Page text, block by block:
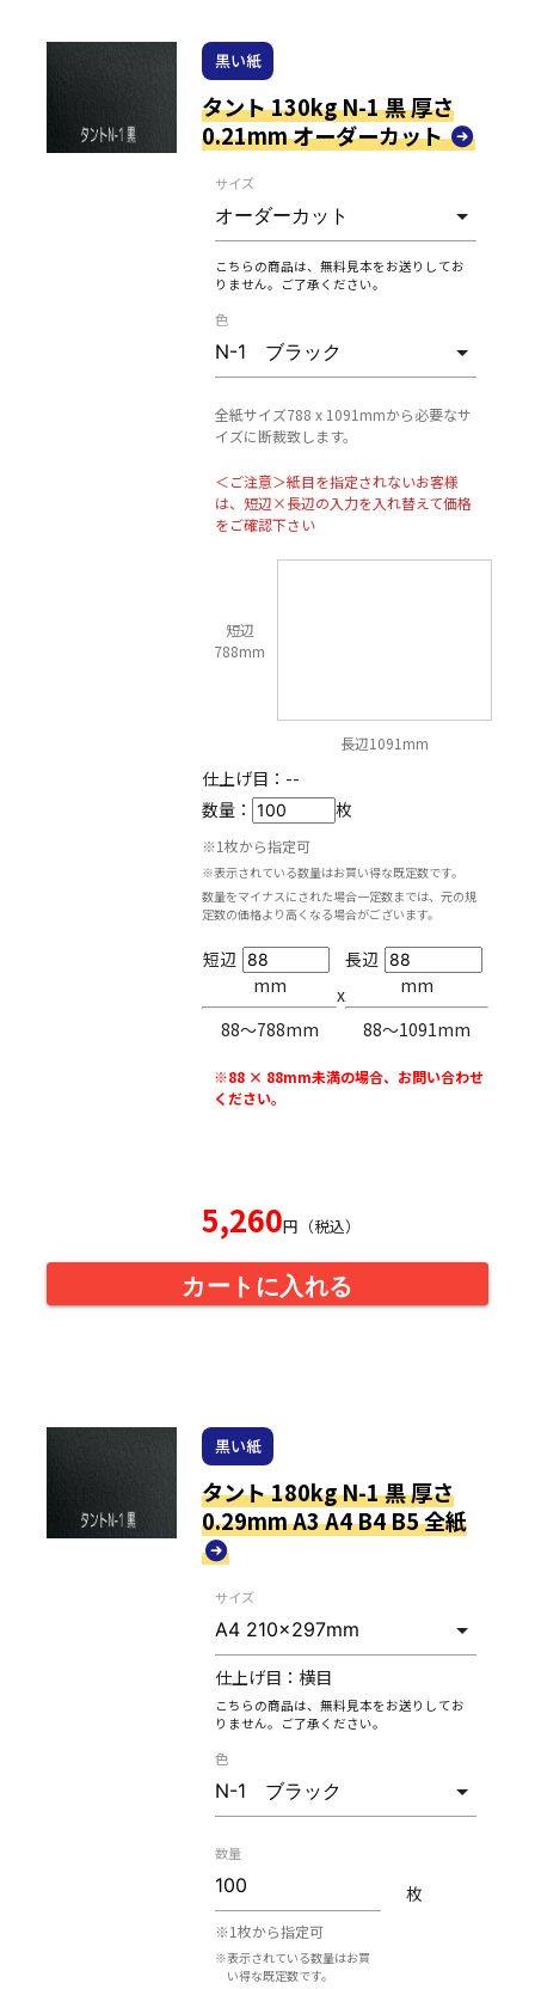
黒い紙
タント 130kg N-1 黒 厚さ
0.21mm オーダーカット
サイズ
こちらの商品は、無料見本をお送りしてお
りません。ご了承ください。
色
全紙サイズ788 x 1091mmから必要なサ
イズに断裁致します。
＜ご注意＞紙目を指定されないお客様
は、短辺×長辺の入力を入れ替えて価格
をご確認下さい
短辺
788mm
長辺1091mm
仕上げ目： --
数量：
枚
※1枚から指定可
※表示されている数量はお買い得な既定数です。
数量をマイナスにされた場合一定数までは、元の規
定数の価格より高くなる場合がございます。
短辺
mm
88〜788mm
x
長辺
mm
88〜1091mm
※88 × 88mm未満の場合、お問い合わせ
ください。
5,260円（税込）
カートに入れる
黒い紙
タント 180kg N-1 黒 厚さ
0.29mm A3 A4 B4 B5 全紙
サイズ
仕上げ目： 横目
こちらの商品は、無料見本をお送りしてお
りません。ご了承ください。
色
数量
※1枚から指定可
※表示されている数量はお買
い得な既定数です。
枚